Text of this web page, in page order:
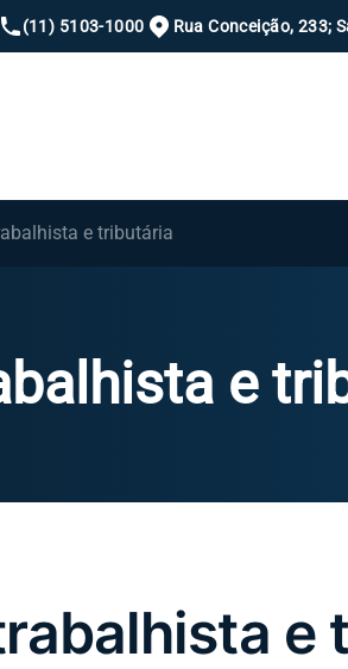
(11) 5103-1000 Rua Conceição, 233;
e tributária
e
e